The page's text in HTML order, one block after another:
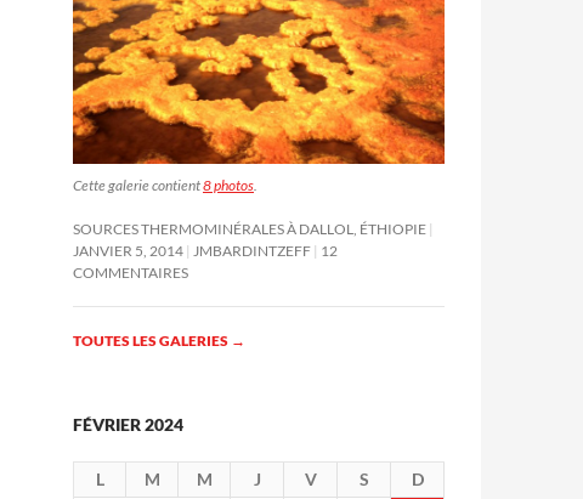
Cette galerie contient8 photos
SOURCES THERMOMINÉRALES À DALLOL, ÉTHIOPIE
JANVIER 5, 2014
JMBARDINTZEFF 12
COMMENTAIRES
TOUTES LES GALERIES →
FÉVRIER 2024
L M M J V S
D